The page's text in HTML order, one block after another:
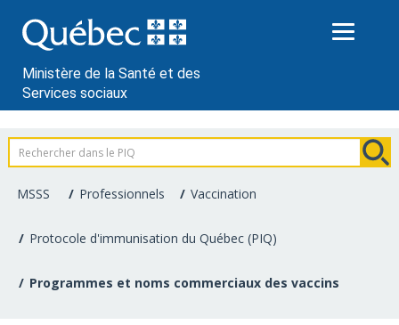
au
contenu
Ministère de la Santé et des
Services sociaux
Information
pour
les
professionnels
MSSS Professionnels Vaccination
Protocole d'immunisation du Québec (PIQ)
Programmes et noms commerciaux des vaccins